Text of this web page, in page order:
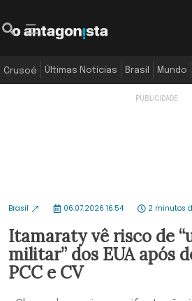
Crusoé Últimas Notícias Brasil Mundo
Brasil 06.07.2026 16:54 2 minutos
Itamaraty vê risco de
militar” dos EUA após
PCC e CV